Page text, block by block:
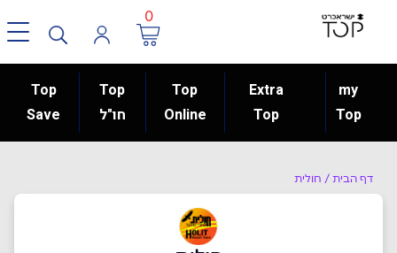
0
Top
Save
Top
חו"ל
Top
Online
Extra
Top
my
Top
דף הבית / חולית